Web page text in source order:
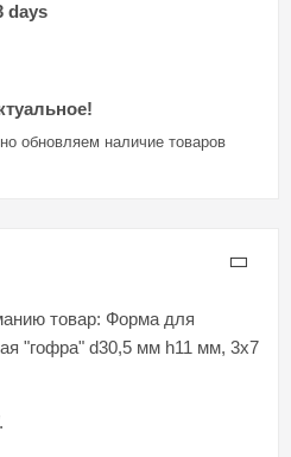
days
обновляем наличие товаров
товар: Форма для
"гофра" d30,5 мм h11 мм, 3х7